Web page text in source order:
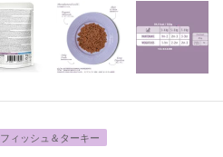
フィッシュ＆ターキー